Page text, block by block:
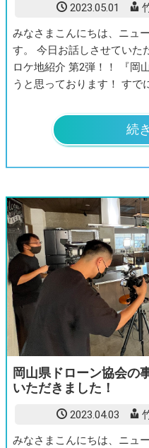
2023.05.01
みなさまこんにちは、ニュ
す。 今日お話しさせていた
ロケ地紹介 第2弾！！ 『岡
うと思っております！ すで
続
岡山県ドローン協会の
いただきました！
2023.04.03
みなさまこんにちは、ニュ